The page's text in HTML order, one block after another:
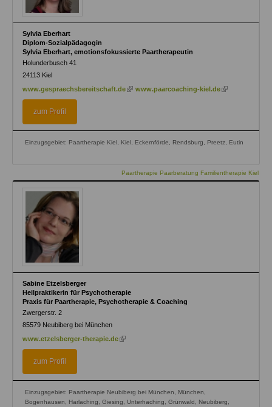
Sylvia Eberhart
Diplom-Sozialpädagogin
Sylvia Eberhart, emotionsfokussierte Paartherapeutin
Holunderbusch 41
24113 Kiel
www.gespraechsbereitschaft.de (linkwww.paarcoaching-kiel.de (link
zum Profil
Einzugsgebiet: Paartherapie Kiel, Kiel, Eckernförde, Rendsburg, Preetz, Eutin
Paartherapie Paarberatung Familientherapie Kiel
Sabine Etzelsberger
Heilpraktikerin für Psychotherapie
Praxis für Paartherapie, Psychotherapie & Coaching
Zwergerstr. 2
85579 Neubiberg bei München
www.etzelsberger-therapie.de (link
zum Profil
Einzugsgebiet: Paartherapie Neubiberg bei München, München,
Bogenhausen, Harlaching, Giesing, Unterhaching, Grünwald, Neubiberg,